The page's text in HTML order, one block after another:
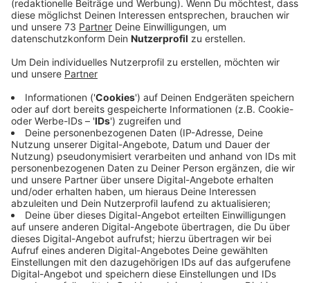
Borken sehr unterschiedlich entschieden.
Veröffentlicht:Mittwoch, 23.12.2020 06:05
Anzeige
„Christmas-Drive-In“
Anzeige
In einigen Gemeinden im Dekanat Borken wird es an
Heilig Abend keine Präsenzgottesdienste geben - und
zwar in Erle, Raesfeld und Rhedebrügge. Auch in
Gescher gibt es keine Präsenzgottesdiensten. Auch
im Dekanat Ahaus/Vreden gibt es einige Absagen. In
Stadtlohn, Südlohn und Oeding verzichtet man